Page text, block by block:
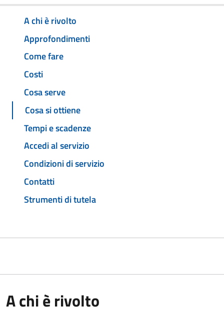
A chi è rivolto
Approfondimenti
Come fare
Costi
Cosa serve
Cosa si ottiene
Tempi e scadenze
Accedi al servizio
Condizioni di servizio
Contatti
Strumenti di tutela
A chi è rivolto